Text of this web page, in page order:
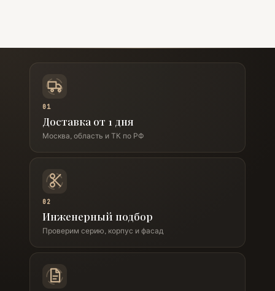
01
Доставка от 1 дня
Москва, область и ТК по РФ
02
Инженерный подбор
Проверим серию, корпус и фасад